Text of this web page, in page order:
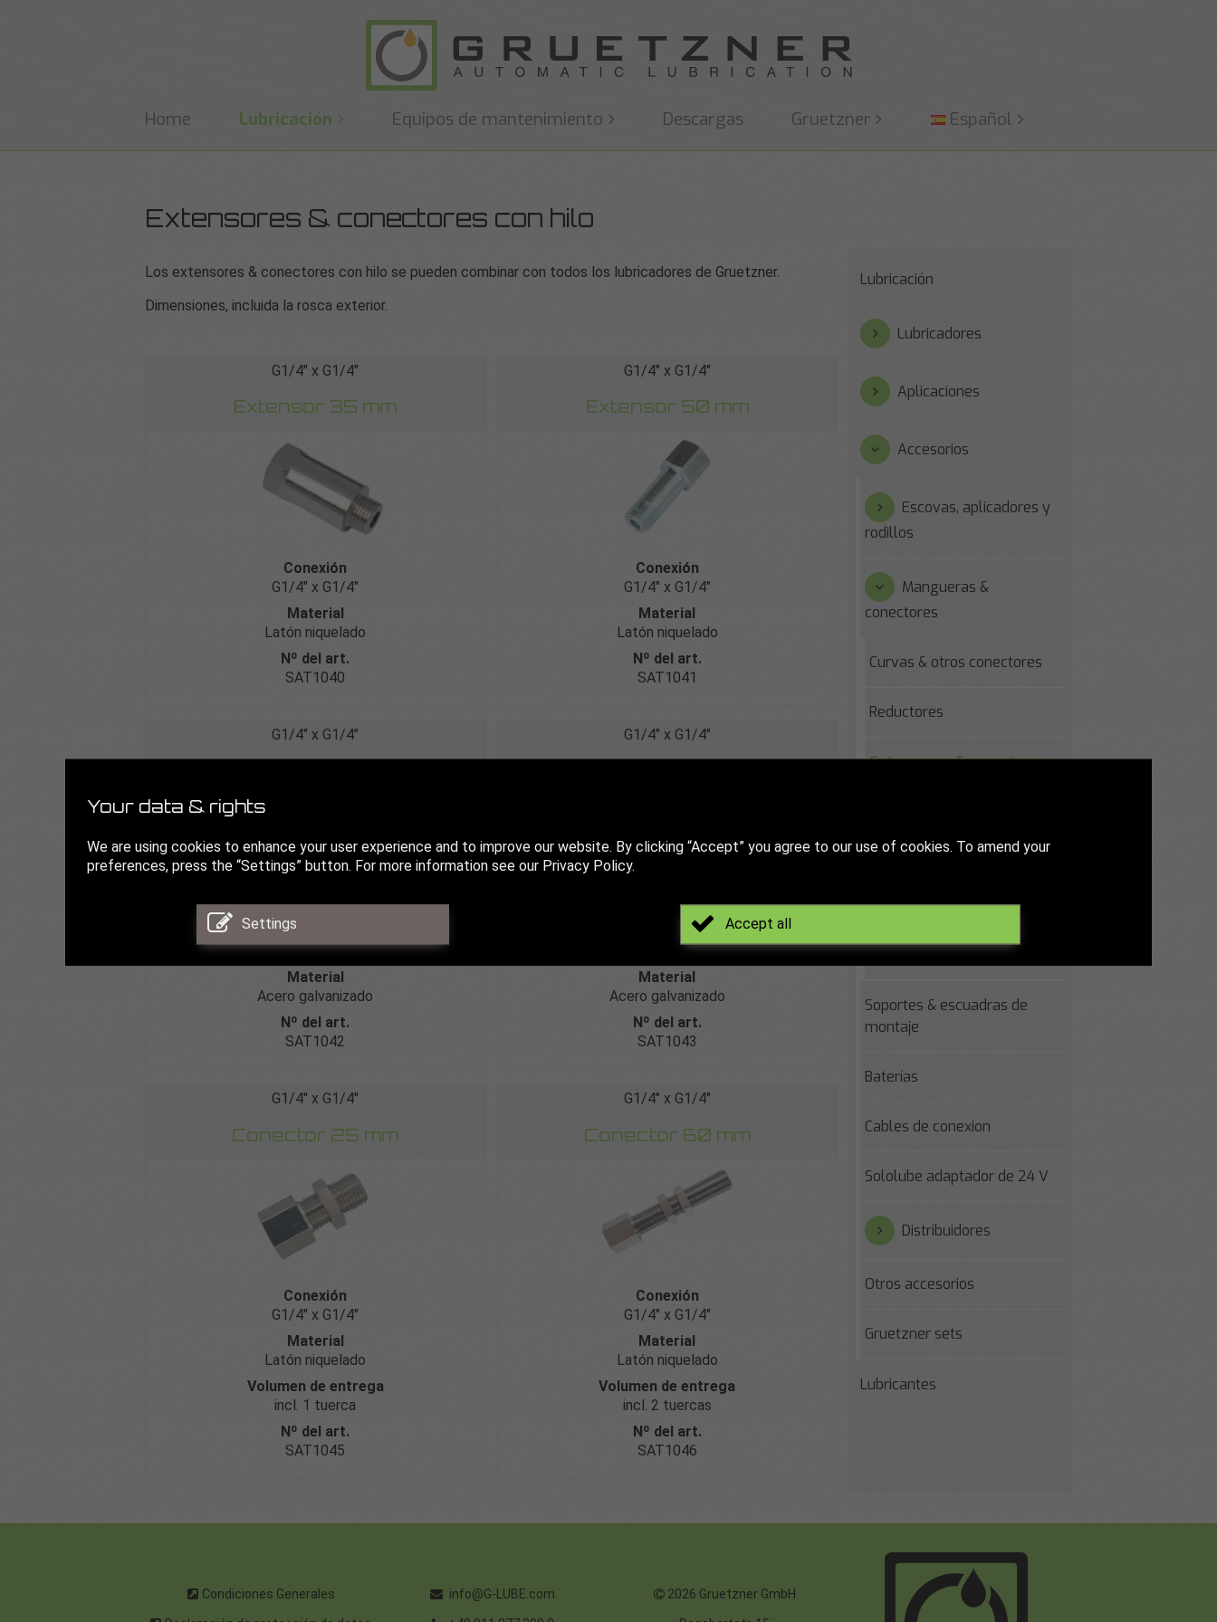
Home Lubricación Equipos de mantenimiento Descargas Gruetzner Español
Extensores & conectores con hilo
Los extensores & conectores con hilo se pueden combinar con todos los lubricadores de Gruetzner.
Dimensiones, incluida la rosca exterior.
G1/4″ x G1/4″
Extensor 35 mm
Conexión
G1/4″ x G1/4″
Material
Latón niquelado
Nº del art.
SAT1040
G1/4″ x G1/4″
Extensor 50 mm
Conexión
G1/4″ x G1/4″
Material
Latón niquelado
Nº del art.
SAT1041
G1/4″ x G1/4″
Conexión
G1/4″ x G1/4″
Material
Acero galvanizado
Nº del art.
SAT1042
G1/4″ x G1/4″
Conexión
G1/4″ x G1/4″
Material
Acero galvanizado
Nº del art.
SAT1043
G1/4″ x G1/4″
Conector 25 mm
Conexión
G1/4″ x G1/4″
Material
Latón niquelado
Volumen de entrega
incl. 1 tuerca
Nº del art.
SAT1045
G1/4″ x G1/4″
Conector 60 mm
Conexión
G1/4″ x G1/4″
Material
Latón niquelado
Volumen de entrega
incl. 2 tuercas
Nº del art.
SAT1046
Lubricación
Lubricadores
Aplicaciones
Accesorios
Escovas, aplicadores y
rodillos
Mangueras &
conectores
Curvas & otros conectores
Reductores
Extensores & conectores
para llenar
Conectores de manguera
Conectores de manguera
Soportes & escuadras de
montaje
Baterías
Cables de conexion
Sololube adaptador de 24 V
Distribuidores
Otros accesorios
Gruetzner sets
Lubricantes
Condiciones Generales info@G-LUBE.com 2026 Gruetzner GmbH
Your data & rights
We are using cookies to enhance your user experience and to improve our website. By clicking “Accept” you agree to our use of cookies. To amend your
preferences, press the “Settings” button. For more information see our Privacy Policy.
Settings Accept all